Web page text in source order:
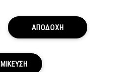
COSMETICS.
RESERVED.
ΑΠΟΔΟΧΗ